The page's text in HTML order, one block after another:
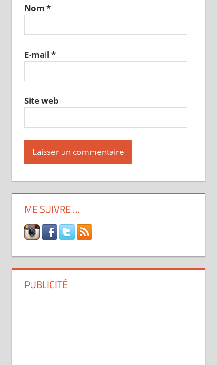
Nom *
E-mail *
Site web
ME SUIVRE …
PUBLICITÉ